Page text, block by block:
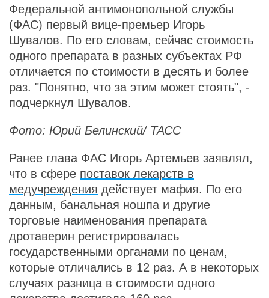
Федеральной антимонопольной службы
(ФАС) первый вице-премьер Игорь
Шувалов. По его словам, сейчас стоимость
одного препарата в разных субъектах РФ
отличается по стоимости в десять и более
раз. "Понятно, что за этим может стоять", -
подчеркнул Шувалов.
Фото: Юрий Белинский/ ТАСС
Ранее глава ФАС Игорь Артемьев заявлял,
что в сфере поставок лекарств в
медучреждения действует мафия. По его
данным, банальная ношпа и другие
торговые наименования препарата
дротаверин регистрировалась
государственными органами по ценам,
которые отличались в 12 раз. А в некоторых
случаях разница в стоимости одного